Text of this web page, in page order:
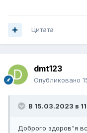
Цитата
dmt123
Опубликовано
В 15.03.2023 в
Доброго здоров"я